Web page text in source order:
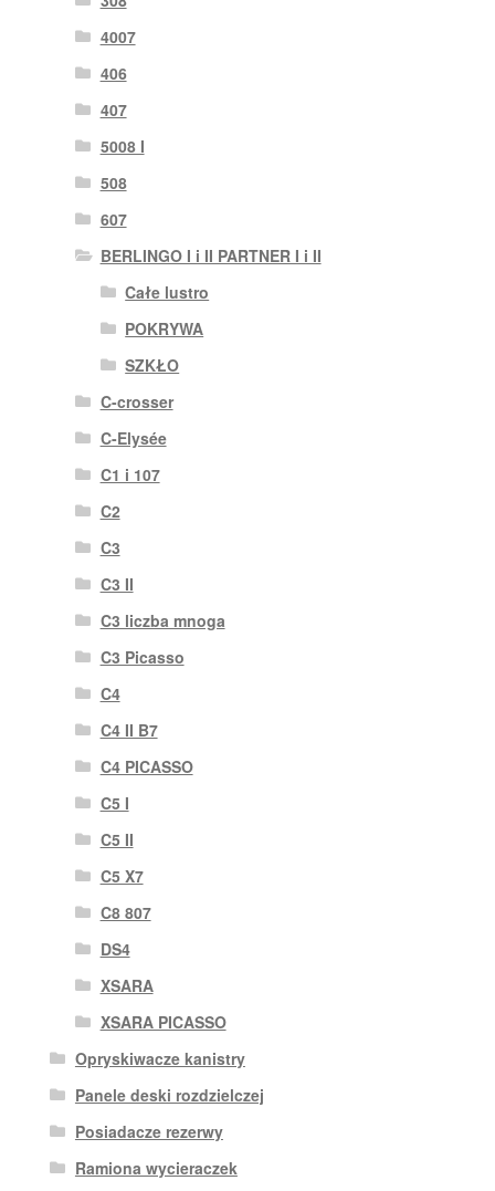
4007
406
407
5008 I
508
607
BERLINGO I i II PARTNER I i II
Całe lustro
POKRYWA
SZKŁO
C-crosser
C-Elysée
C1 i 107
C2
C3
C3 II
C3 liczba mnoga
C3 Picasso
C4
C4 II B7
C4 PICASSO
C5 I
C5 II
C5 X7
C8 807
DS4
XSARA
XSARA PICASSO
Opryskiwacze kanistry
Panele deski rozdzielczej
Posiadacze rezerwy
Ramiona wycieraczek